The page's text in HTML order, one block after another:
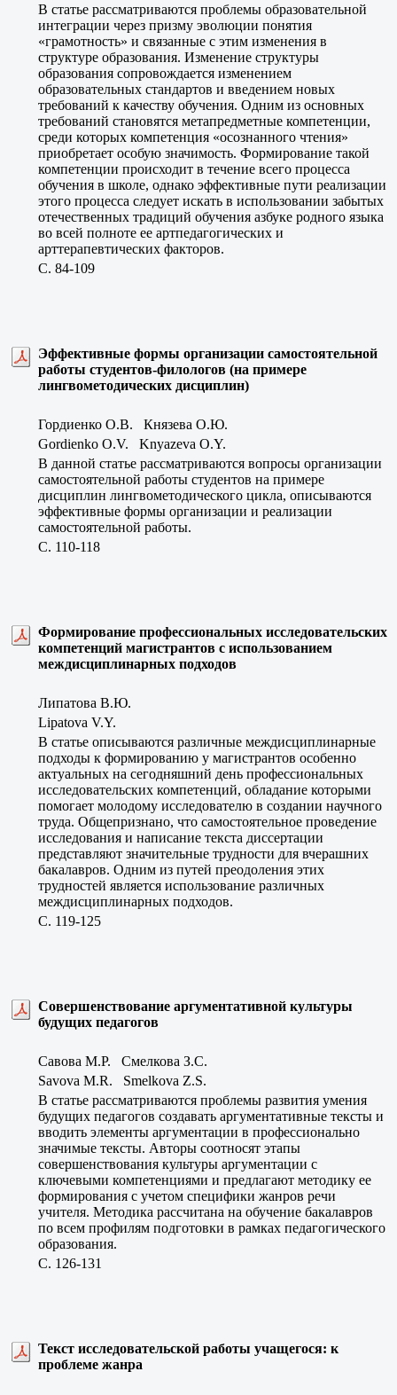
В статье рассматриваются проблемы образовательной
интеграции через призму эволюции понятия
«грамотность» и связанные с этим изменения в
структуре образования. Изменение структуры
образования сопровождается изменением
образовательных стандартов и введением новых
требований к качеству обучения. Одним из основных
требований становятся метапредметные компетенции,
среди которых компетенция «осознанного чтения»
приобретает особую значимость. Формирование такой
компетенции происходит в течение всего процесса
обучения в школе, однако эффективные пути реализации
этого процесса следует искать в использовании забытых
отечественных традиций обучения азбуке родного языка
во всей полноте ее артпедагогических и
арттерапевтических факторов.
C. 84-109
Эффективные формы организации самостоятельной
работы студентов-филологов (на примере
лингвометодических дисциплин)
Гордиенко О.В. Князева О.Ю.
Gordienko O.V. Knyazeva O.Y.
В данной статье рассматриваются вопросы организации
самостоятельной работы студентов на примере
дисциплин лингвометодического цикла, описываются
эффективные формы организации и реализации
самостоятельной работы.
C. 110-118
Формирование профессиональных исследовательских
компетенций магистрантов с использованием
междисциплинарных подходов
Липатова В.Ю.
Lipatova V.Y.
В статье описываются различные междисциплинарные
подходы к формированию у магистрантов особенно
актуальных на сегодняшний день профессиональных
исследовательских компетенций, обладание которыми
помогает молодому исследователю в создании научного
труда. Общепризнано, что самостоятельное проведение
исследования и написание текста диссертации
представляют значительные трудности для вчерашних
бакалавров. Одним из путей преодоления этих
трудностей является использование различных
междисциплинарных подходов.
C. 119-125
Совершенствование аргументативной культуры
будущих педагогов
Савова М.Р. Смелкова З.С.
Savova M.R. Smelkova Z.S.
В статье рассматриваются проблемы развития умения
будущих педагогов создавать аргументативные тексты и
вводить элементы аргументации в профессионально
значимые тексты. Авторы соотносят этапы
совершенствования культуры аргументации с
ключевыми компетенциями и предлагают методику ее
формирования с учетом специфики жанров речи
учителя. Методика рассчитана на обучение бакалавров
по всем профилям подготовки в рамках педагогического
образования.
C. 126-131
Текст исследовательской работы учащегося: к
проблеме жанра